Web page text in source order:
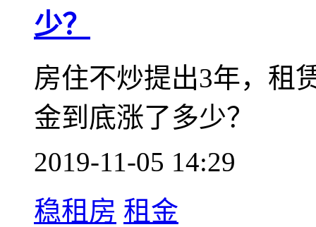
少？
房住不炒提出3年，租
金到底涨了多少？
2019-11-05 14:29
稳租房 租金